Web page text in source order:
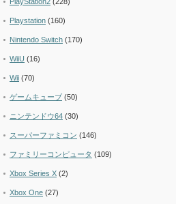
Playstation (160)
Nintendo Switch (170)
WiiU (16)
Wii (70)
ゲームキューブ (50)
ニンテンドウ64 (30)
スーパーファミコン (146)
ファミリーコンピュータ (109)
Xbox Series X (2)
Xbox One (27)